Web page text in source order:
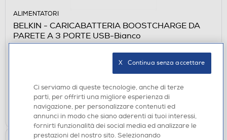
ALIMENTATORI
BELKIN - CARICABATTERIA BOOSTCHARGE DA
PARETE A 3 PORTE USB-Bianco
Ritiro in negozio:non disponibile
AGGIUNGI
Ci serviamo di queste tecnologie, anche di terze
parti, per offrirti una migliore esperienza di
navigazione, per personalizzare contenuti ed
annunci in modo che siano aderenti ai tuoi interessi,
fornirti funzionalità dei social media ed analizzare le
prestazioni del nostro sito. Selezionando
X   Continua senza accettare